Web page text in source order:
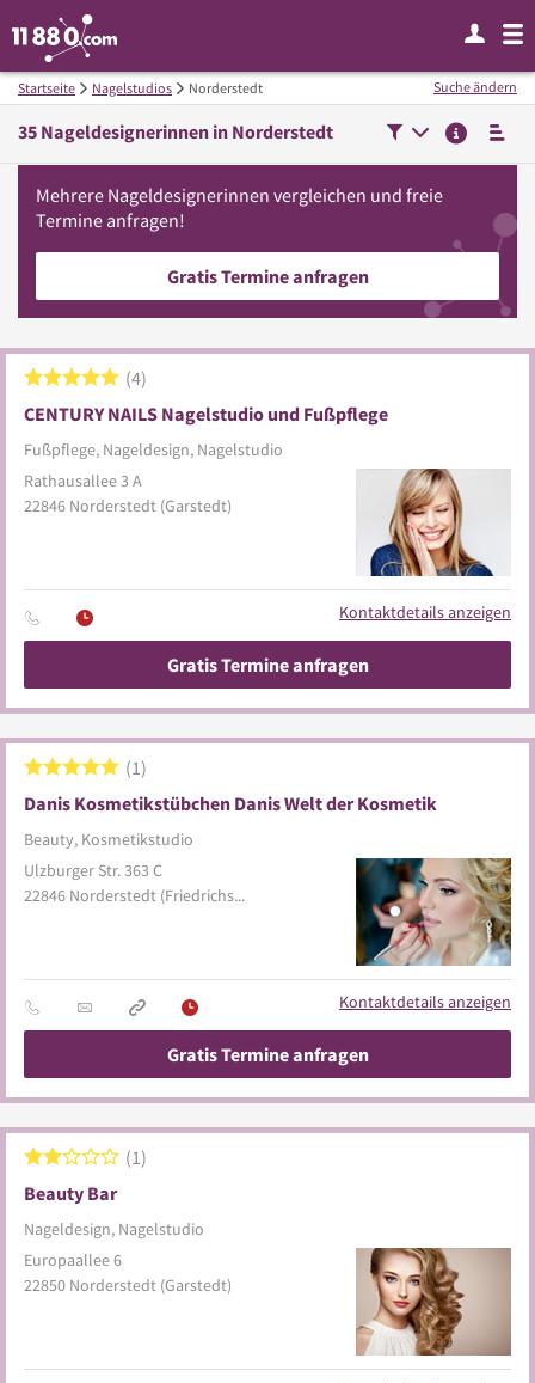
Startseite Nagelstudios Norderstedt
35 Nageldesignerinnen in Norderstedt
Suche ändern
Mehrere Nageldesignerinnen vergleichen und freie
Termine anfragen!
Gratis Termine anfragen
CENTURY NAILS Nagelstudio und Fußpflege
Fußpflege, Nageldesign, Nagelstudio
4
Rathausallee 3 A
22846 Norderstedt (Garstedt)
Kontaktdetails anzeigen
Gratis Termine anfragen
Danis Kosmetikstübchen Danis Welt der Kosmetik
Beauty, Kosmetikstudio
1
Ulzburger Str. 363 C
22846 Norderstedt (Friedrichsgabe)
Kontaktdetails anzeigen
Gratis Termine anfragen
Beauty Bar
Nageldesign, Nagelstudio
1
Europaallee 6
22850 Norderstedt (Garstedt)